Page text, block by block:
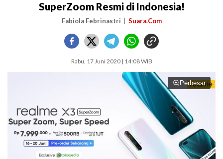
SuperZoom Resmi di Indonesia!
Fabiola Febrinastri Suara.Com
Rabu, 17 Juni 2020 | 14:08 WIB
Perbesar